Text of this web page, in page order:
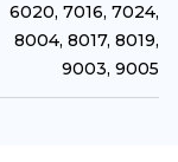
6020, 7016, 7024,
8004, 8017, 8019,
9003, 9005